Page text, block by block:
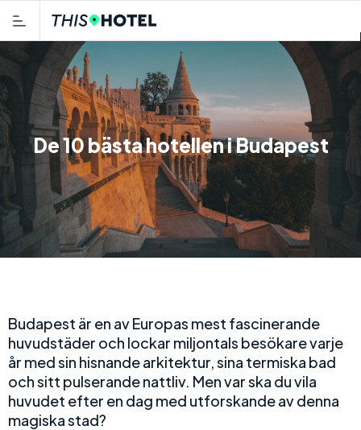
De 10 bästa hotellen i Budapest
Budapest är en av Europas mest fascinerande
huvudstäder och lockar miljontals besökare varje
år med sin hisnande arkitektur, sina termiska bad
och sitt pulserande nattliv. Men var ska du vila
huvudet efter en dag med utforskande av denna
magiska stad?